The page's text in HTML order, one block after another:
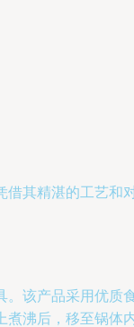
其精湛的工艺和
该产品采用优质
沸后，移至锅体